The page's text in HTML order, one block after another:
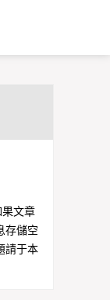
果文章
存儲空
請于本